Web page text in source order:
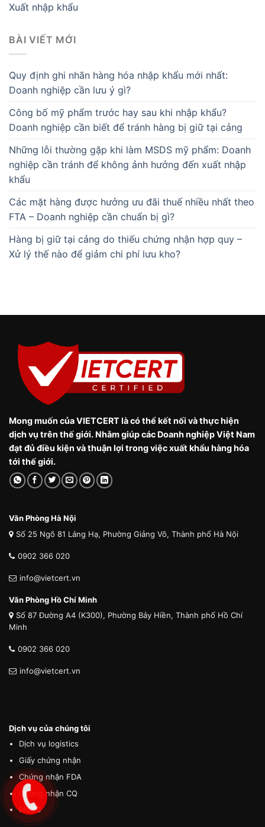
Xuất nhập khẩu
BÀI VIẾT MỚI
Quy định ghi nhãn hàng hóa nhập khẩu mới nhất:
Doanh nghiệp cần lưu ý gì?
Công bố mỹ phẩm trước hay sau khi nhập khẩu?
Doanh nghiệp cần biết để tránh hàng bị giữ tại cảng
Những lỗi thường gặp khi làm MSDS mỹ phẩm: Doanh
nghiệp cần tránh để không ảnh hưởng đến xuất nhập
khẩu
Các mặt hàng được hưởng ưu đãi thuế nhiều nhất theo
FTA – Doanh nghiệp cần chuẩn bị gì?
Hàng bị giữ tại cảng do thiếu chứng nhận hợp quy –
Xử lý thế nào để giảm chi phí lưu kho?
Mong muốn của VIETCERT là có thể kết nối và thực hiện
dịch vụ trên thế giới. Nhằm giúp các Doanh nghiệp Việt Nam
đạt đủ điều kiện và thuận lợi trong việc xuất khẩu hàng hóa
tới thế giới.
Văn Phòng Hà Nội
Số 25 Ngõ 81 Láng Hạ, Phường Giảng Võ, Thành phố Hà Nội
0902 366 020
info@vietcert.vn
Văn Phòng Hồ Chí Minh
Số 87 Đường A4 (K300), Phường Bảy Hiền, Thành phố Hồ Chí
Minh
0902 366 020
info@vietcert.vn
Dịch vụ của chúng tôi
Dịch vụ logistics
Giấy chứng nhận
Chứng nhận FDA
Chứng nhận CQ
MSDS